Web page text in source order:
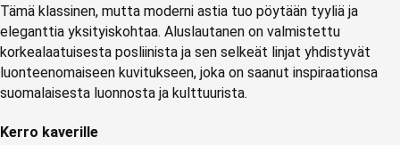
Tämä klassinen, mutta moderni astia tuo pöytään tyyliä ja
eleganttia yksityiskohtaa. Aluslautanen on valmistettu
korkealaatuisesta posliinista ja sen selkeät linjat yhdistyvät
luonteenomaiseen kuvitukseen, joka on saanut inspiraationsa
suomalaisesta luonnosta ja kulttuurista.
Kerro kaverille